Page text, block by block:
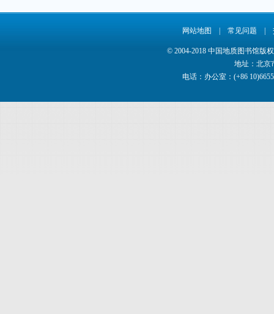
网站地图 常见问题
© 2004-2018 中国地质图书馆版
地址：北京
电话：办公室：(+86